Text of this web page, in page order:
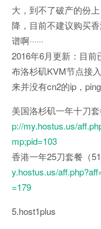
大，到不了破产的份
降，目前不建议购买
谱啊······
2016年6月更新：目
布洛杉矶KVM节点接
来并没有cn2的ip，
美国洛杉矶一年十刀
p://my.hostus.us/
mp;pid=103
香港一年25刀套餐（
y.hostus.us/
=179
5.host1plus